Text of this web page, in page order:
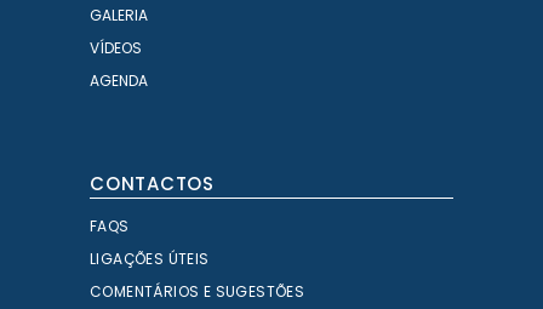
GALERIA
VÍDEOS
AGENDA
CONTACTOS
FAQS
LIGAÇÕES ÚTEIS
COMENTÁRIOS E SUGESTÕES